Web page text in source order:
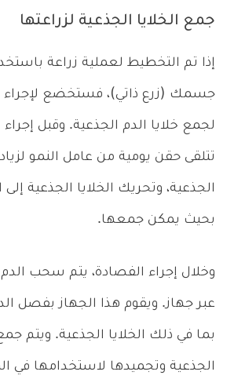
جمع الخلايا الجذعية لزراعتها
إذا تم التخطيط لعملية زراعة
جسمك (زرع ذاتي)، فستخضع
لجمع خلايا الدم الجذعية. وقبل
تتلقى حقن يومية من عامل النمو
الجذعية، وتحريك الخلايا الجذعية إلى
بحيث يمكن جمعها.
وخلال إجراء الفصادة، يتم سحب
عبر جهاز. ويقوم هذا الجهاز بفصل
بما في ذلك الخلايا الجذعية. ويتم
الجذعية وتجميدها لاستخدامها في